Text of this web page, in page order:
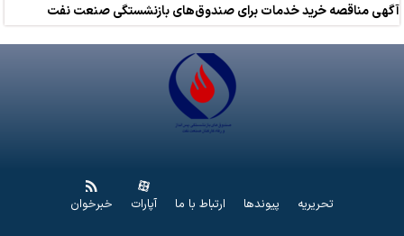
آگهی مناقصه خرید خدمات برای صندوق‌های بازنشستگی صنعت نفت
تحریریه پیوندها ارتباط با ما آپارات خبرخوان